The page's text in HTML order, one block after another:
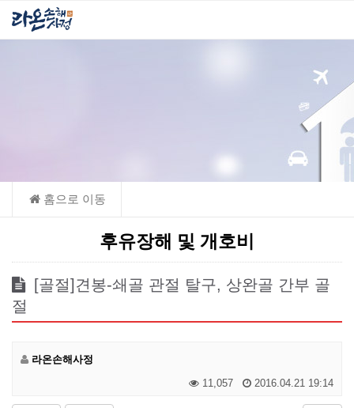
후유장해 및 개호비
[골절]견봉-쇄골 관절 탈구, 상완골 간부 골
절
라온손해사정
11,057
2016.04.21 19:14